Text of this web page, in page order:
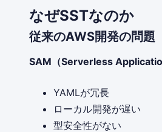
なぜSSTなのか
従来のAWS開発の問題
SAM（Serverless
YAMLが冗長
ローカル開発が遅い
型安全性がない